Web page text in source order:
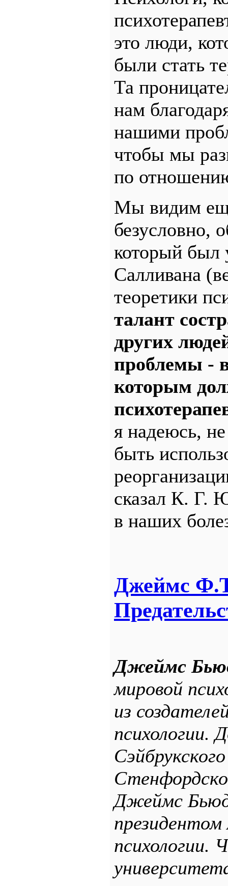
это люди,
были стать
Та
нам
нашими
чтобы мы
по
Мы видим
безусловно,
который был
Салливана
теоретики
талант
других
проблемы -
которым
я надеюсь,
быть
сказал К. Г.
в наших
Джеймс
Джеймс
мировой
из
психологии.
Джеймс
президентом
психологии.